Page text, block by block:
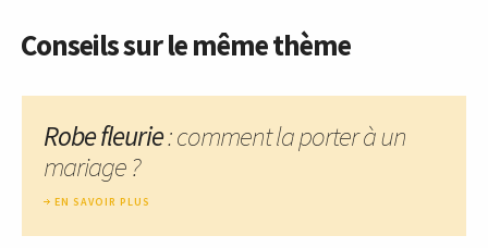
Conseils sur le même thème
Robe fleurie: comment la porter à un
mariage ?
EN SAVOIR PLUS